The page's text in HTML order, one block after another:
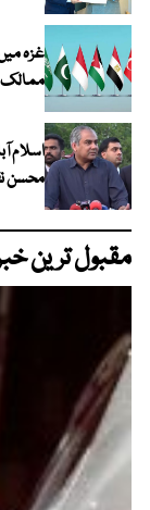
ممالک
اسلام
محسن
مقبول ترین